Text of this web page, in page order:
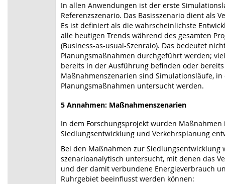
In allen Anwendungen ist der erste
Referenzszenario. Das Basisszenario dient als
Es ist definiert als die wahrscheinlichste
alle heutigen Trends während des gesamten
(Business-as-usual-Szenraio). Das bedeutet
Planungsmaßnahmen durchgeführt werden;
bereits in der Ausführung befinden oder
Maßnahmenszenarien sind Simulationsläufe,
Planungsmaßnahmen untersucht werden.
5 Annahmen: Maßnahmenszenarien
In dem Forschungsprojekt wurden
Siedlungsentwicklung und Verkehrsplanung
Bei den Maßnahmen zur
szenarioanalytisch untersucht, mit denen das
und der damit verbundene Energieverbrauch
Ruhrgebiet beeinflusst werden können: